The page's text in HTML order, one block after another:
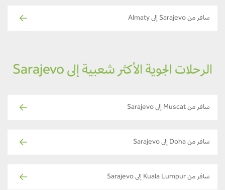
سافر من Sarajevo إلى Almaty
الرحلات الجوية الأكثر شعبية إلى Sarajevo
سافر من Muscat إلى Sarajevo
سافر من Doha إلى Sarajevo
سافر من Kuala Lumpur إلى Sarajevo